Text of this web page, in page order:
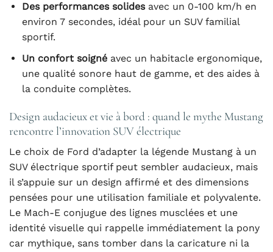
Des performances solidesavec un 0-100 km/h en
environ 7 secondes, idéal pour un SUV familial
sportif.
Un confort soignéavec un habitacle ergonomique,
une qualité sonore haut de gamme, et des aides à
la conduite complètes.
Design audacieux et vie à bord : quand le mythe Mustang
rencontre l’innovation SUV électrique
Le choix de Ford d’adapter la légende Mustang à un
SUV électrique sportif peut sembler audacieux, mais
il s’appuie sur un design affirmé et des dimensions
pensées pour une utilisation familiale et polyvalente.
Le Mach-E conjugue des lignes musclées et une
identité visuelle qui rappelle immédiatement la pony
car mythique, sans tomber dans la caricature ni la